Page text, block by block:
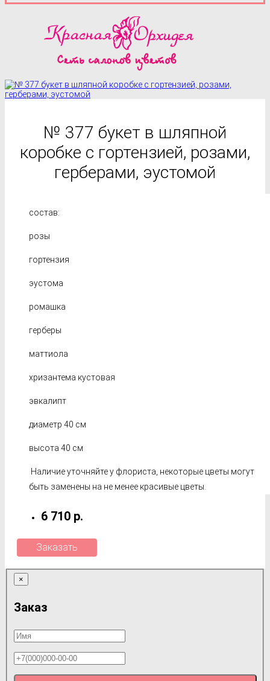
№ 377 букет в шляпной
коробке с гортензией, розами,
герберами, эустомой
состав:
розы
гортензия
эустома
ромашка
герберы
маттиола
хризантема кустовая
эвкалипт
диаметр 40 см
высота 40 см
Наличие уточняйте у флориста, некоторые цветы могут
быть заменены на не менее красивые цветы.
6 710 р.
Заказать
×
Заказ